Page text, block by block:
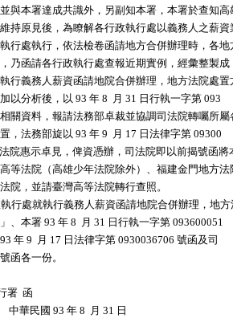
解釋並與本署達成共識外，另副知本署，本署於查知高
迥仍維持原見後，為瞭解各行政執行處以義務人之薪資
民事執行處執行，依法檢卷函請地方合併辦理時，各地
方式，乃函請各行政執行處查報近期實例，經彙整製成
處就執行義務人薪資函請地院合併辦理，地方法院處置
並加以分析後，以 93 年 8  月 31 日行執一字第 093
函送相關資料，報請法務部卓裁並協調司法院轉囑所屬
處置，法務部旋以 93 年 9  月 17 日法律字第 09300
請司法院惠示卓見，俾資憑辦，司法院即以前揭號函將
臺灣高等法院（高雄少年法院除外）、福建金門地方法
方法院，並請臺灣高等法院轉行查照。
政執行處就執行義務人薪資函請地院合併辦理，地
表」、本署 93 年 8  月 31 日行執一字第 093600051
部 93 年 9  月 17 日法律字第 0930036706 號函及司
號函各一份。
署  函
中華民國 93 年 8  月 31 日